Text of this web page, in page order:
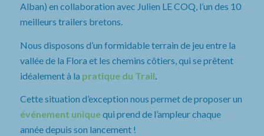
Alban) en collaboration avec Julien LE COQ, l’un des 10
meilleurs trailers bretons.
Nous disposons d’un formidable terrain de jeu entre la
vallée de la Flora et les chemins côtiers, qui se prêtent
idéalement à la pratique du Trail
Cette situation d’exception nous permet de proposer un
événement uniquequi prend de l’ampleur chaque
année depuis son lancement !